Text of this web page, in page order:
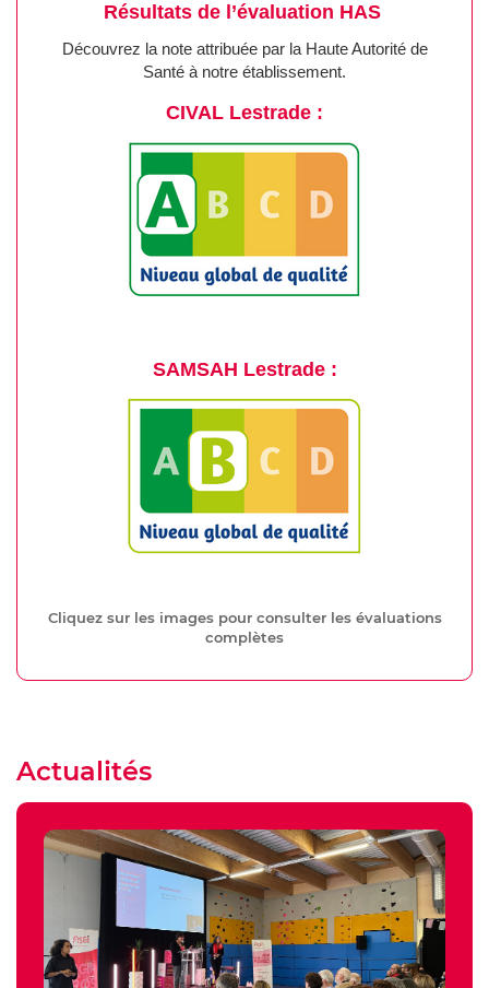
Résultats de l’évaluation HAS
Découvrez la note attribuée par la Haute Autorité de
Santé à notre établissement.
CIVAL Lestrade :
SAMSAH Lestrade :
Cliquez sur les images pour consulter les évaluations
complètes
Actualités